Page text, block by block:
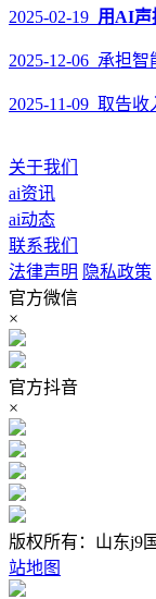
2025-02-19 用AI声
2025-12-06 承担
2025-11-09 取告
关于我们
ai资讯
ai动态
联系我们
法律声明 隐私政策
官方微信
×
官方抖音
×
版权所有：山东j9
站地图